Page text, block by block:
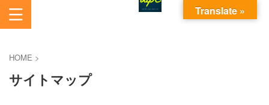
あいから始まるパソコンお悩み解決サービスです。
HOME >
サイトマップ
Translate »